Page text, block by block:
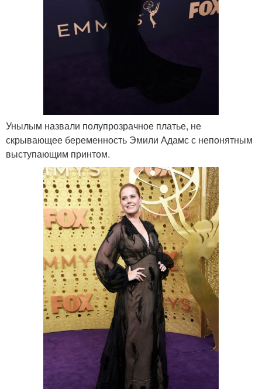
Унылым назвали полупрозрачное платье, не
скрывающее беременность Эмили Адамс с непонятным
выступающим принтом.